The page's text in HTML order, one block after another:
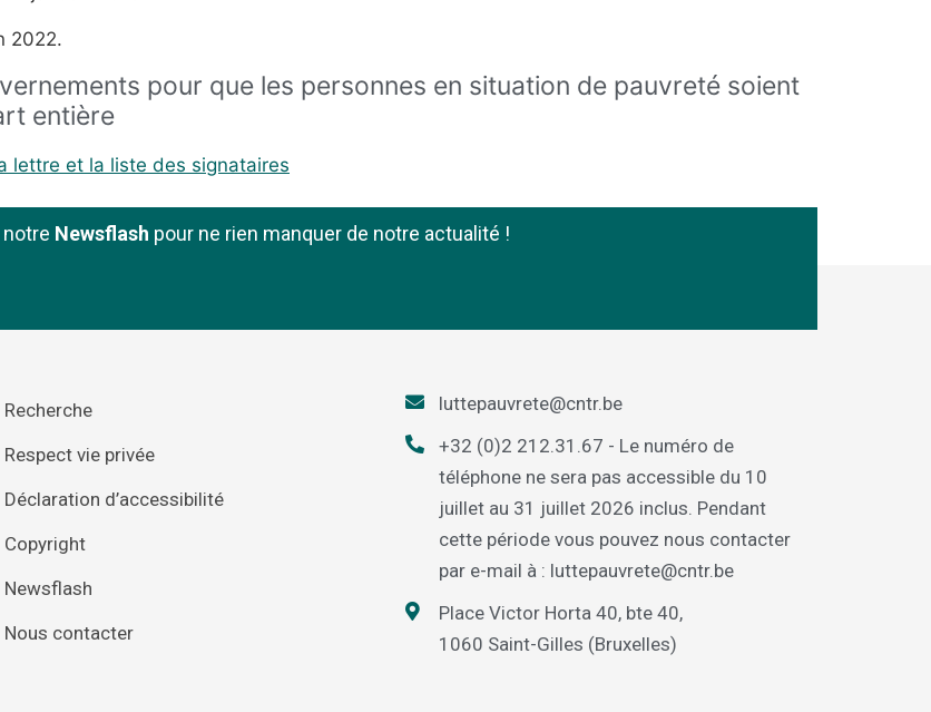
2022.
pour que les personnes en situation de pauvreté soient
entière
lettre et la liste des signataires
Newsflash pour ne rien manquer de notre actualité !
Recherche
Respect vie privée
Déclaration d’accessibilité
Copyright
Newsflash
Nous contacter
luttepauvrete@cntr.be
+32 (0)2 212.31.67 - Le numéro de
téléphone ne sera pas accessible du 10
juillet au 31 juillet 2026 inclus. Pendant
cette période vous pouvez nous contacter
par e-mail à : luttepauvrete@cntr.be
Place Victor Horta 40, bte 40,
1060 Saint-Gilles (Bruxelles)